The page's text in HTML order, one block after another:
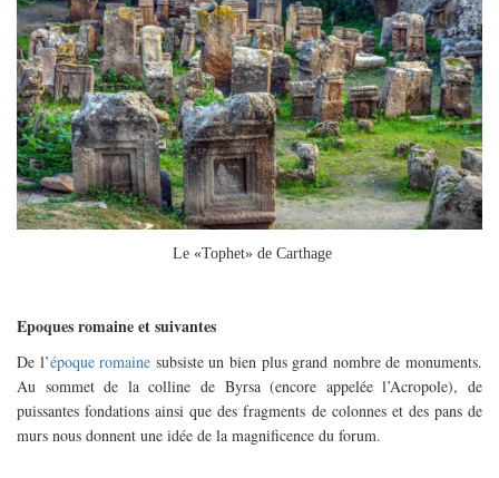
Le «Tophet» de Carthage
Epoques romaine et suivantes
De l’époque romaine subsiste un bien plus grand nombre de monuments.
Au sommet de la colline de Byrsa (encore appelée l’Acropole), de
puissantes fondations ainsi que des fragments de colonnes et des pans de
murs nous donnent une idée de la magnificence du forum.